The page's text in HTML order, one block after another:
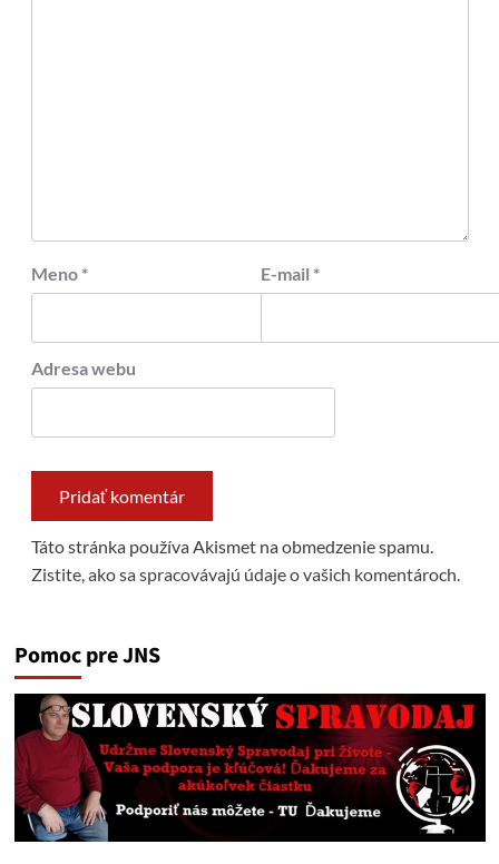
Meno * E-mail *
Adresa webu
Táto stránka používa Akismet na obmedzenie spamu.
Zistite, ako sa spracovávajú údaje o vašich komentároch.
Pomoc pre JNS